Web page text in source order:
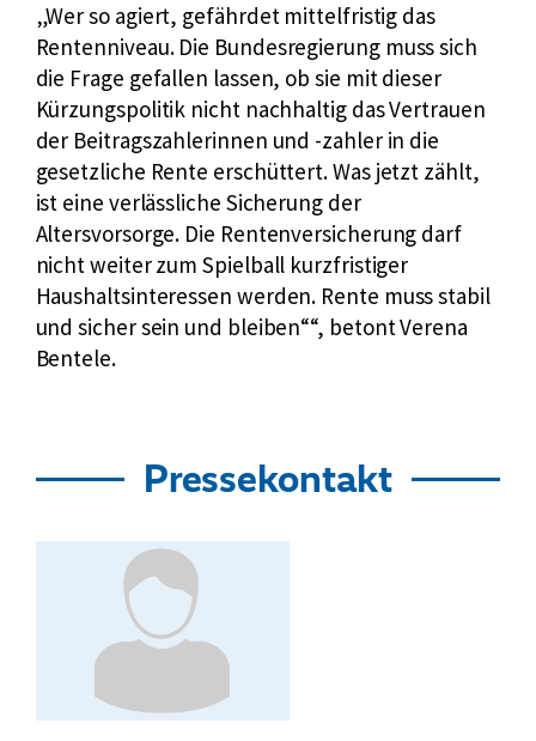
Wer so agiert, gefährdet mittelfristig das
Rentenniveau. Die Bundesregierung muss sich
die Frage gefallen lassen, ob sie mit dieser
Kürzungspolitik nicht nachhaltig das Vertrauen
der Beitragszahlerinnen und -zahler in die
gesetzliche Rente erschüttert. Was jetzt zählt,
ist eine verlässliche Sicherung der
Altersvorsorge. Die Rentenversicherung darf
nicht weiter zum Spielball kurzfristiger
Haushaltsinteressen werden. Rente muss stabil
und sicher sein und bleiben“ , betont Verena
Bentele.
Pressekontakt